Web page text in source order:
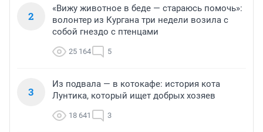
2
«Вижу животное в беде — стараюсь помочь»:
волонтер из Кургана три недели возила с
собой гнездо с птенцами
25 164 5
3
Из подвала — в котокафе: история кота
Лунтика, который ищет добрых хозяев
18 641 3